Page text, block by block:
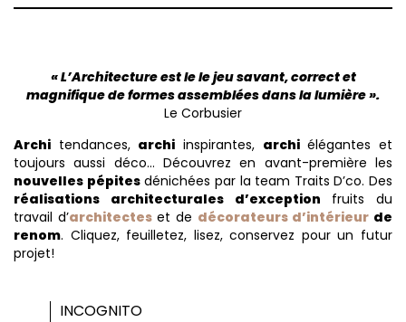
« L’Architecture est le le jeu savant, correct et
magnifique de formes assemblées dans la lumière ».
Le Corbusier
Archi tendances, archi inspirantes, archiélégantes et
toujours aussi déco… Découvrez en avant-première les
nouvelles pépitesdénichées par la team Traits D’co. Des
réalisations architecturales d’exception fruits du
travail d’architecteset de décorateurs d’intérieur de
renom. Cliquez, feuilletez, lisez, conservez pour un futur
projet!
INCOGNITO